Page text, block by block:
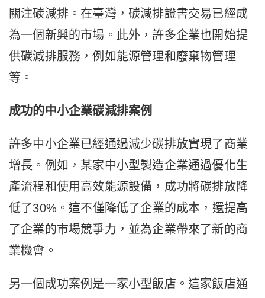
關注碳減排。在臺灣，碳減排證書交易已經成
為一個新興的市場。此外，許多企業也開始提
供碳減排服務，例如能源管理和廢棄物管理
等。
成功的中小企業碳減排案例
許多中小企業已經通過減少碳排放實現了商業
增長。例如，某家中小型製造企業通過優化生
產流程和使用高效能源設備，成功將碳排放降
低了30%。這不僅降低了企業的成本，還提高
了企業的市場競爭力，並為企業帶來了新的商
業機會。
另一個成功案例是一家小型飯店。這家飯店通